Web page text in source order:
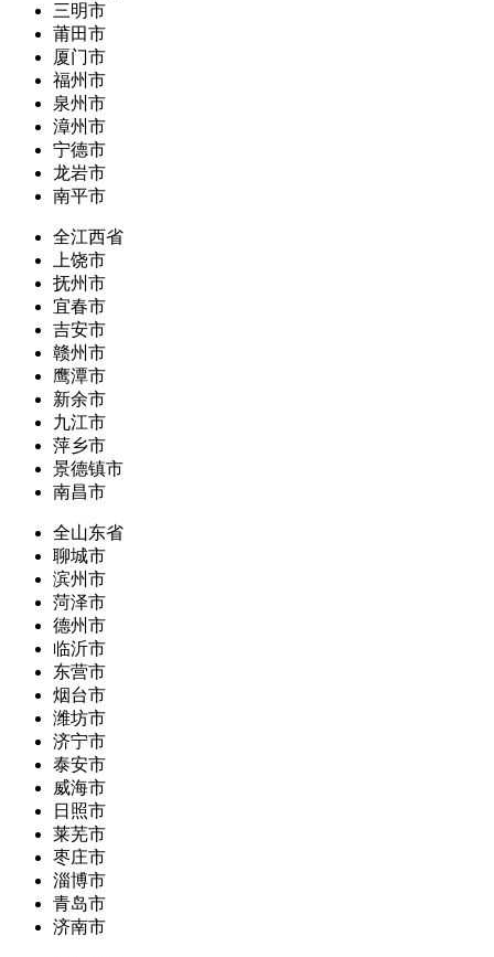
三明市
莆田市
厦门市
福州市
泉州市
漳州市
宁德市
龙岩市
南平市
全江西省
上饶市
抚州市
宜春市
吉安市
赣州市
鹰潭市
新余市
九江市
萍乡市
景德镇市
南昌市
全山东省
聊城市
滨州市
菏泽市
德州市
临沂市
东营市
烟台市
潍坊市
济宁市
泰安市
威海市
日照市
莱芜市
枣庄市
淄博市
青岛市
济南市